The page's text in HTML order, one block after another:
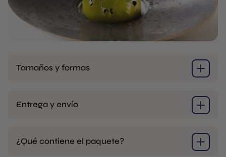
Tamaños y formas
Entrega y envío
¿Qué contiene el paquete?